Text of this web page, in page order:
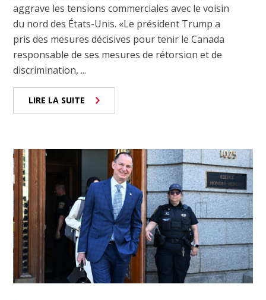
aggrave les tensions commerciales avec le voisin
du nord des États-Unis. «Le président Trump a
pris des mesures décisives pour tenir le Canada
responsable de ses mesures de rétorsion et de
discrimination, ...
LIRE LA SUITE